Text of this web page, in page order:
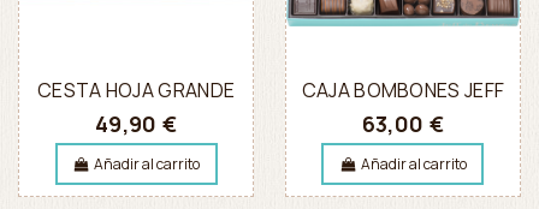
CESTA HOJA GRANDE
49,90 €
Añadir al carrito
CAJA BOMBONES JEFF
63,00 €
Añadir al carrito